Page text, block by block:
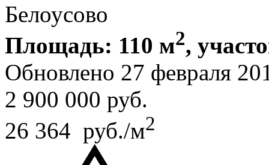
Белоусово
Площадь: 110 м2,
Обновлено 27 февраля
2 900 000 руб.
26 364 руб./м2